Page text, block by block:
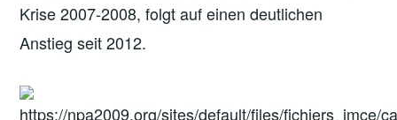
Krise 2007-2008, folgt auf einen deutlichen
Anstieg seit 2012.